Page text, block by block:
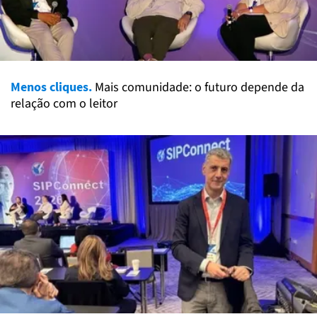
Menos cliques. Mais comunidade: o futuro depende da
relação com o leitor